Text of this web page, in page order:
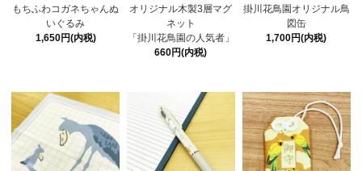
もちふわコガネちゃんぬ
いぐるみ
1,650円(内税)
オリジナル木製3層マグ
ネット
「掛川花鳥園の人気者」
660円(内税)
掛川花鳥園オリジナル鳥
図缶
1,700円(内税)